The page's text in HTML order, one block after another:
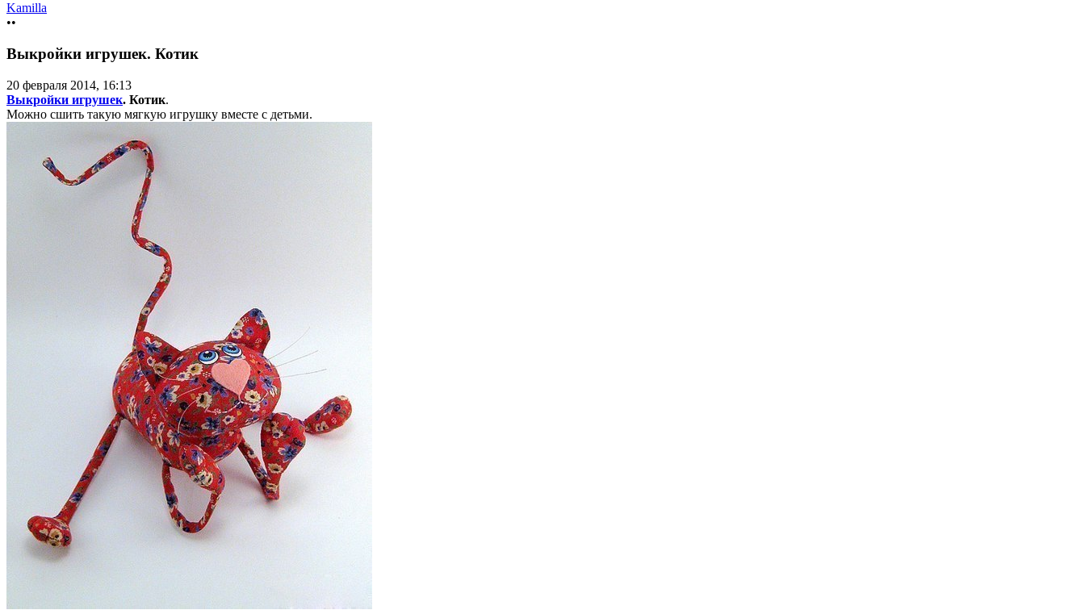
Kamilla
••
Выкройки игрушек. Котик
20 февраля 2014, 16:13
Выкройки игрушек. Котик.
Можно сшить такую мягкую игрушку вместе с детьми.